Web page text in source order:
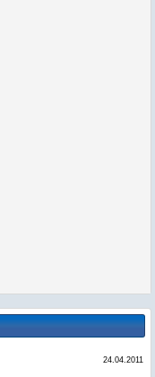
24.04.2011